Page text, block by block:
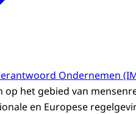
Ondernemen
op het gebied van
en Europese